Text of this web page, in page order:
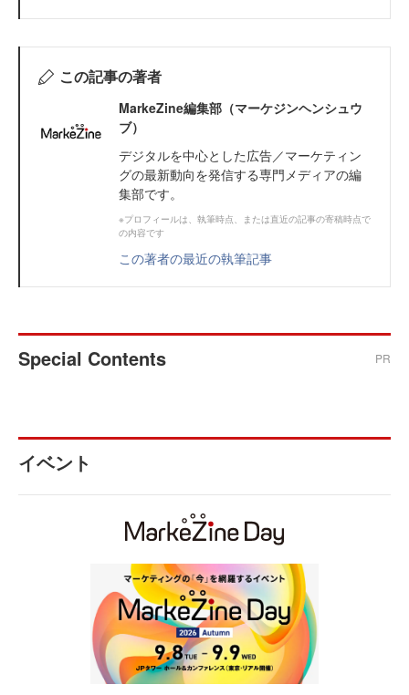
この記事の著者
MarkeZine編集部（マーケジンヘンシュウ
ブ）
デジタルを中心とした広告／マーケティン
グの最新動向を発信する専門メディアの編
集部です。
※プロフィールは、執筆時点、または直近の記事の寄稿時点で
の内容です
この著者の最近の執筆記事
Special Contents PR
イベント